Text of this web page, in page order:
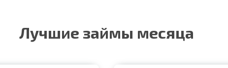
Лучшие займы месяца